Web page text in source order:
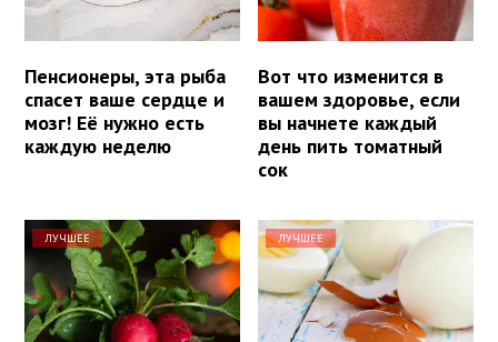
Пенсионеры, эта рыба
спасет ваше сердце и
мозг! Её нужно есть
каждую неделю
Вот что изменится в
вашем здоровье, если
вы начнете каждый
день пить томатный
сок
ЛУЧШЕЕ ЛУЧШЕЕ